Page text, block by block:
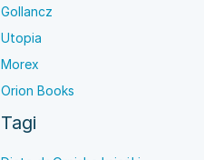
Gollancz
Utopia
Morex
Orion Books
Tagi